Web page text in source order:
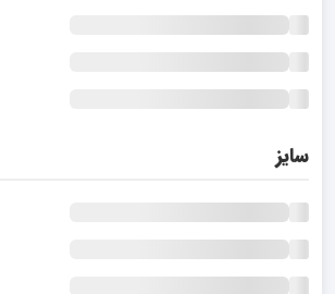
سایز